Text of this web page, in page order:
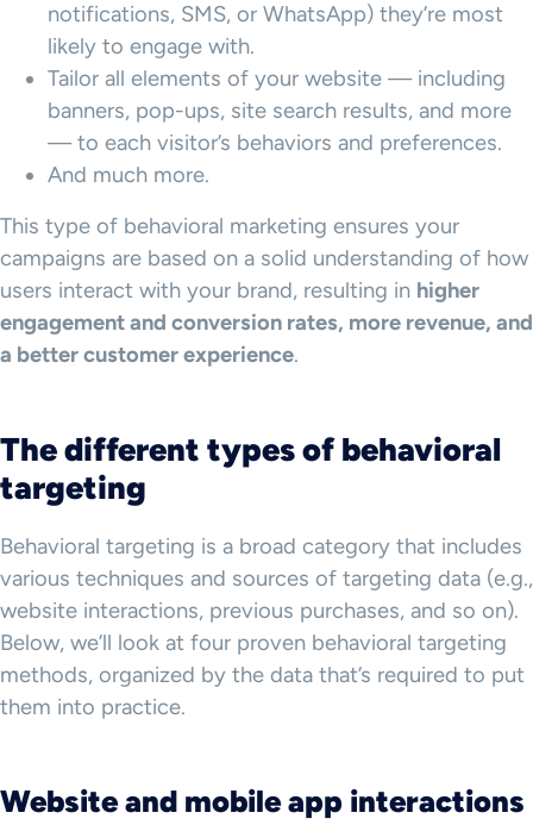
notifications, SMS, or WhatsApp) they’re most
likely to engage with.
Tailor all elements of your website — including
banners, pop-ups, site search results, and more
— to each visitor’s behaviors and preferences.
And much more.
This type of behavioral marketing ensures your
campaigns are based on a solid understanding of how
users interact with your brand, resulting in higher
engagement and conversion rates, more revenue, and
a better customer experience.
The different types of behavioral
targeting
Behavioral targeting is a broad category that includes
various techniques and sources of targeting data (e.g.,
website interactions, previous purchases, and so on).
Below, we’ll look at four proven behavioral targeting
methods, organized by the data that’s required to put
them into practice.
Website and mobile app interactions